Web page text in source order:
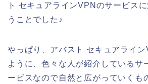
ト セキュアラインVPNのサービス
うことでした♪
やっぱり、アバスト セキュアライ
ように、色々な人が紹介しているサ
ービスなので自然と広がっていくも